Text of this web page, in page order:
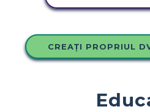
CREAȚI PROPRIUL